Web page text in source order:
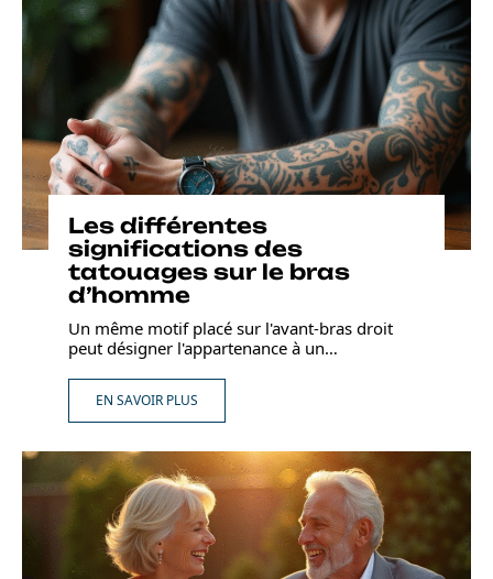
Les différentes
significations des
tatouages sur le bras
d’homme
Un même motif placé sur l'avant-bras droit
peut désigner l'appartenance à un…
EN SAVOIR PLUS